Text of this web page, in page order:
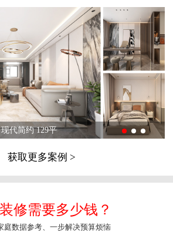
代简约 129平
获取更多案例 >
修需要多少钱？
庭数据参考、一步解决预算烦恼